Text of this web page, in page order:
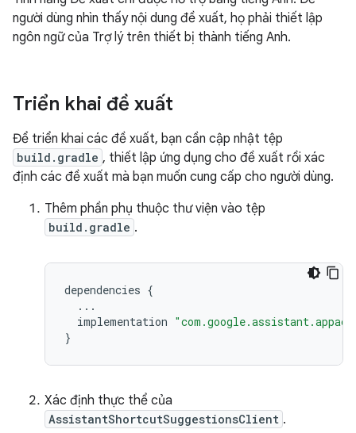
người dùng nhìn thấy nội dung đề xuất, họ phải thiết lập
ngôn ngữ của Trợ lý trên thiết bị thành tiếng Anh.
Triển khai đề xuất
Để triển khai các đề xuất, bạn cần cập nhật tệp
build.gradle , thiết lập ứng dụng cho đề xuất rồi xác
định các đề xuất mà bạn muốn cung cấp cho người dùng.
Thêm phần phụ thuộc thư viện vào tệp
build.gradle .
dependencies {
...
implementation
}
Xác định thực thể của
AssistantShortcutSuggestionsClient .